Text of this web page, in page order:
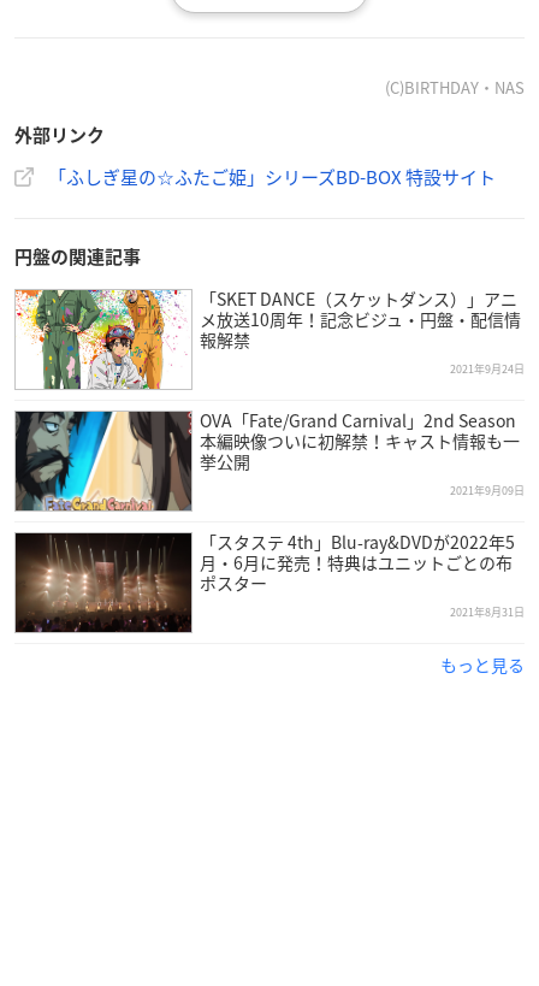
典、「ふしぎ星の☆ふたご姫 Gyu!」BD-BOX…本編約1190分＋
映像特典
リニアPCM/ステレオ
【画面サイズ】
4:3（480i SDサイズ）
【ディスク仕様】
BD50G
【製作年】
「ふしぎ星の☆ふたご姫」…2005年、「ふしぎ星の☆ふたご姫
Gyu!」…2006年
【制作国】
日本
(C)BIRTHDAY・NAS
外部リンク
「ふしぎ星の☆ふたご姫」シリーズBD-BOX 特設サイト
円盤の関連記事
「SKET DANCE（スケットダンス）」アニ
メ放送10周年！記念ビジュ・円盤・配信情
報解禁
2021年9月24日
OVA「Fate/Grand Carnival」2nd Season
本編映像ついに初解禁！キャスト情報も一
挙公開
2021年9月09日
「スタステ 4th」Blu-ray&DVDが2022年5
月・6月に発売！特典はユニットごとの布
ポスター
2021年8月31日
もっと見る